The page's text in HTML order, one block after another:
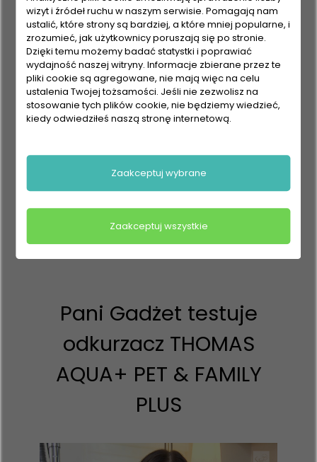
odkurzacza
Pani Gadżet testuje
odkurzacz THOMAS
AQUA+ PET & FAMILY
PLUS
wizyt i źródeł ruchu w naszym serwisie. Pomagają nam
ustalić, które strony są bardziej, a które mniej popularne, i
zrozumieć, jak użytkownicy poruszają się po stronie.
Dzięki temu możemy badać statystki i poprawiać
wydajność naszej witryny. Informacje zbierane przez te
pliki cookie są agregowane, nie mają więc na celu
ustalenia Twojej tożsamości. Jeśli nie zezwolisz na
stosowanie tych plików cookie, nie będziemy wiedzieć,
kiedy odwiedziłeś naszą stronę internetową.
Zaakceptuj wybrane
Zaakceptuj wszystkie